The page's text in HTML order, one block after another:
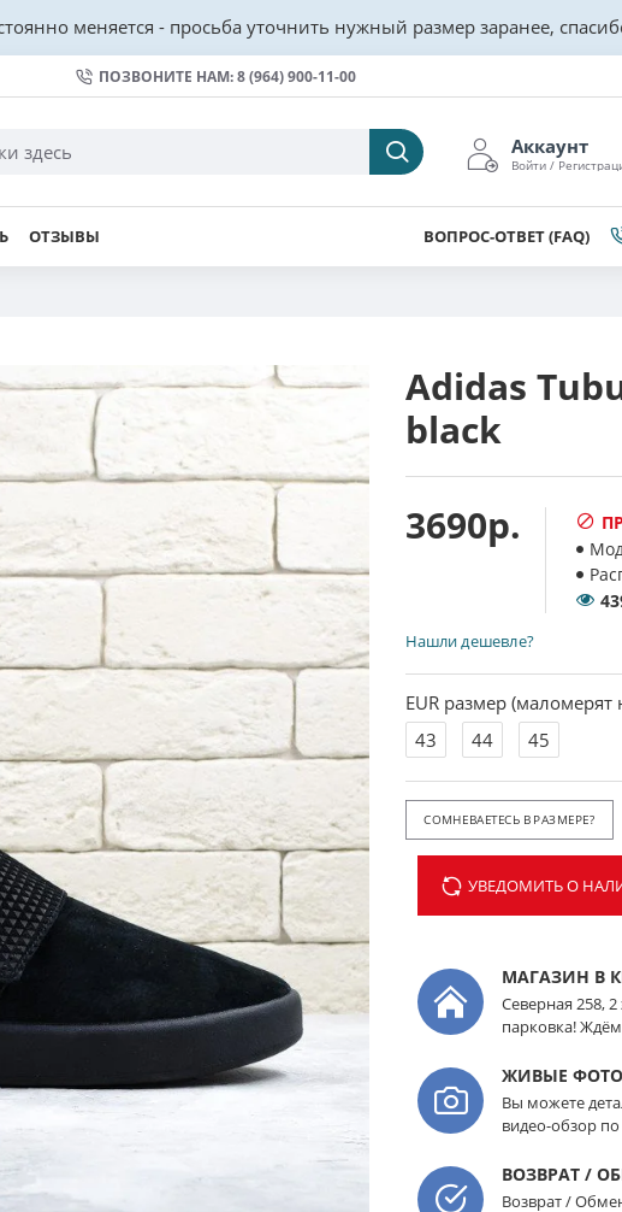
меняется - просьба уточнить нужный размер заранее,
ПОЗВОНИТЕ НАМ: 8 (964) 900-11-00
Аккаунт
Войти /
ОТЗЫВЫ ВОПРОС-ОТВЕТ (FAQ)
Adidas
black
3690р.
EUR размер (маломерят
43
44 45
УВЕДОМИТЬ О
Нашли дешевле?
СОМНЕВАЕТЕСЬ В РАЗМЕРЕ?
МАГАЗИН В
Северная 258,
парковка!
ЖИВЫЕ ФОТО
Вы можете
видео-обзор
ВОЗВРАТ /
Возврат /